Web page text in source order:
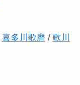
喜多川歌麿 / 歌川